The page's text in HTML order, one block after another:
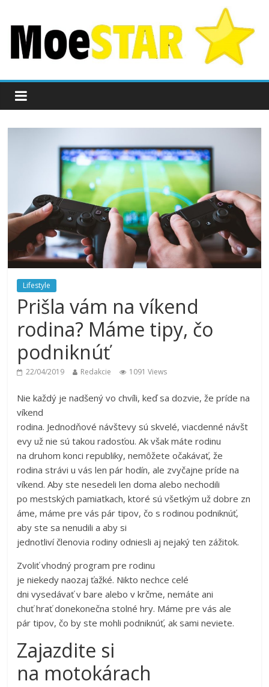
Lifestyle
Prišla vám na víkend
rodina? Máme tipy, čo
podniknúť
22/04/2019 Redakcie 1091 Views
Nie každý je nadšený vo chvíli, keď sa dozvie, že príde na
víkend
rodina. Jednodňové návštevy sú skvelé, viacdenné návšt
evy už nie sú takou radosťou. Ak však máte rodinu
na druhom konci republiky, nemôžete očakávať, že
rodina strávi u vás len pár hodín, ale zvyčajne príde na
víkend. Aby ste nesedeli len doma alebo nechodili
po mestských pamiatkach, ktoré sú všetkým už dobre zn
áme, máme pre vás pár tipov, čo s rodinou podniknúť,
aby ste sa nenudili a aby si
jednotliví členovia rodiny odniesli aj nejaký ten zážitok.
Zvoliť vhodný program pre rodinu
je niekedy naozaj ťažké. Nikto nechce celé
dni vysedávať v bare alebo v krčme, nemáte ani
chuť hrať donekonečna stolné hry. Máme pre vás ale
pár tipov, čo by ste mohli podniknúť, ak sami neviete.
Zajazdite si
na motokárach